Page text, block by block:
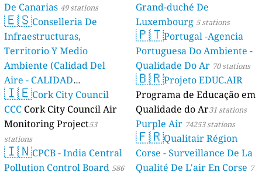
De Canarias 49 stations
🇪🇸Conselleria De
Infraestructuras,
Territorio Y Medio
Ambiente (Calidad Del
Aire - CALIDAD
AMBIENTAL) 23 stations
🇮🇪Cork City Council
CCC Cork City Council Air
Monitoring Project53
stations
🇮🇳CPCB - India Central
Pollution Control Board 586
Grand-duché De
Luxembourg 5 stations
🇵🇹Portugal -Agencia
Portuguesa Do Ambiente -
Qualidade Do Ar 70 stations
🇧🇷Projeto EDUC.AIR
Programa de Educação em
Qualidade do Ar31 stations
Purple Air 74253 stations
🇫🇷Qualitair Région
Corse - Surveillance De La
Qualité De L'air En Corse 7